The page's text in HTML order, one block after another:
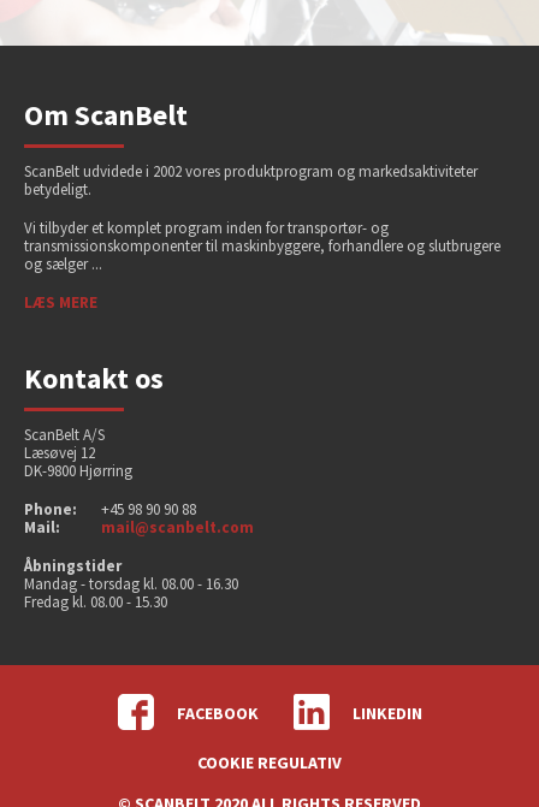
Om ScanBelt
ScanBelt udvidede i 2002 vores produktprogram og markedsaktiviteter
betydeligt.
Vi tilbyder et komplet program inden for transportør- og
transmissionskomponenter til maskinbyggere, forhandlere og slutbrugere
og sælger ...
LÆS MERE
Kontakt os
ScanBelt A/S
Læsøvej 12
DK-9800 Hjørring
Phone:
+45 98 90 90 88
Mail:
mail@scanbelt.com
Åbningstider
Mandag - torsdag kl. 08.00 - 16.30
Fredag kl. 08.00 - 15.30
FACEBOOK LINKEDIN
COOKIE REGULATIV